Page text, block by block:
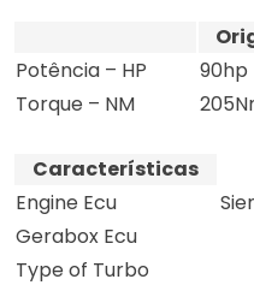
Potência – HP
90hp
Torque – NM
Características
Engine Ecu
Gerabox Ecu
Type of Turbo